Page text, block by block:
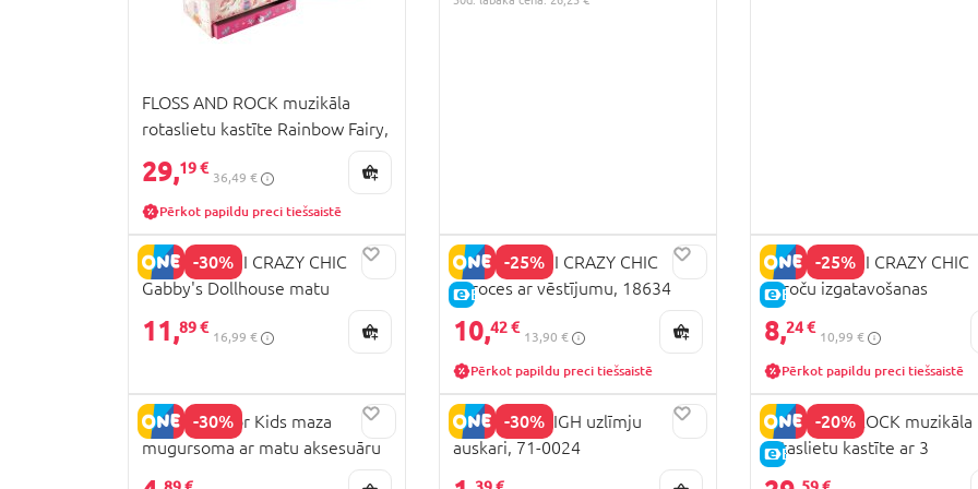
FLOSS AND ROCK muzikāla
rotaslietu kastīte Rainbow Fairy,
29,19 €
36,49 €
Pērkot papildu preci tiešsaistē
-30%
CLEMENTONI CRAZY CHIC
Gabby's Dollhouse matu
11,89 €
16,99 €
-25%
E-CENA
CLEMENTONI CRAZY CHIC
aproces ar vēstījumu, 18634
10,42 €
13,90 €
Pērkot papildu preci tiešsaistē
-25%
E-CENA
CLEMENTONI CRAZY CHIC
aproču izgatavošanas
komplekts, 18892.g
8,24 €
10,99 €
Pērkot papildu preci tiešsaistē
-30%
TCD Made for Kids maza
mugursoma ar matu aksesuāru
-30%
MONSTER HIGH uzlīmju
auskari, 71-0024
-20%
E-CENA
FLOSS AND ROCK muzikāla
rotaslietu kastīte ar 3
atvilktnēm Enchanted,